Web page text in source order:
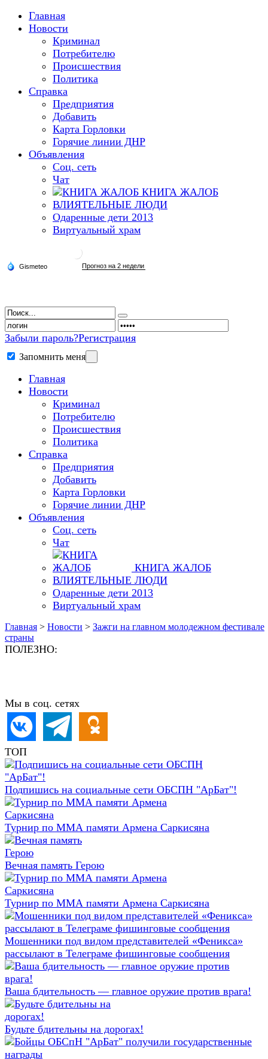
Главная
Новости
Криминал
Потребителю
Происшествия
Политика
Справка
Предприятия
Добавить
Карта Горловки
Горячие линии ДНР
Объявления
Соц. сеть
Чат
КНИГА ЖАЛОБ
ВЛИЯТЕЛЬНЫЕ ЛЮДИ
Одаренные дети 2013
Виртуальный храм
Забыли пароль?Регистрация
Запомнить меня
Главная
Новости
Криминал
Потребителю
Происшествия
Политика
Справка
Предприятия
Добавить
Карта Горловки
Горячие линии ДНР
Объявления
Соц. сеть
Чат
КНИГА ЖАЛОБ
ВЛИЯТЕЛЬНЫЕ ЛЮДИ
Одаренные дети 2013
Виртуальный храм
Главная > Новости > Зажги на главном молодежном фестивале
страны
ПОЛЕЗНО:
Мы в соц. сетях
ТОП
Подпишись на социальные сети ОБСПН "АрБат"!
Турнир по ММА памяти Армена Саркисяна
Вечная память Герою
Турнир по ММА памяти Армена Саркисяна
Мошенники под видом представителей «Феникса»
рассылают в Телеграме фишинговые сообщения
Ваша бдительность — главное оружие против врага!
Будьте бдительны на дорогах!